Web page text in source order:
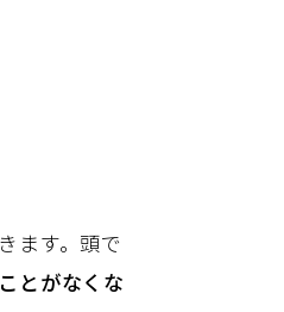
ます。頭で
とがなくな